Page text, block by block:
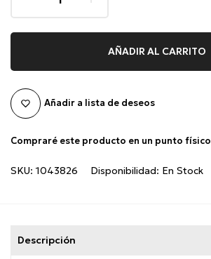
AÑADIR AL CARRITO
Añadir a lista de deseos
Compraré este producto en un punto físico
SKU: 1043826 Disponibilidad: En Stock
Descripción